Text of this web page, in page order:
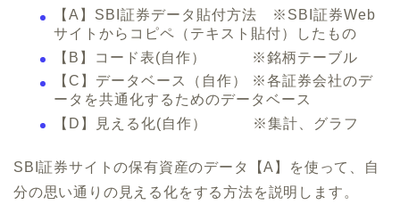
【A】SBI証券データ貼付方法 ※SBI証券Web
サイトからコピペ（テキスト貼付）したもの
【B】コード表(自作） ※銘柄テーブル
【C】データベース（自作） ※各証券会社のデ
ータを共通化するためのデータベース
【D】見える化(自作） ※集計、グラフ
SBI証券サイトの保有資産のデータ【A】を使って、自
分の思い通りの見える化をする方法を説明します。